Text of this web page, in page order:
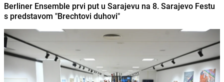
Berliner Ensemble prvi put u Sarajevu na 8. Sarajevo Festu
s predstavom "Brechtovi duhovi"